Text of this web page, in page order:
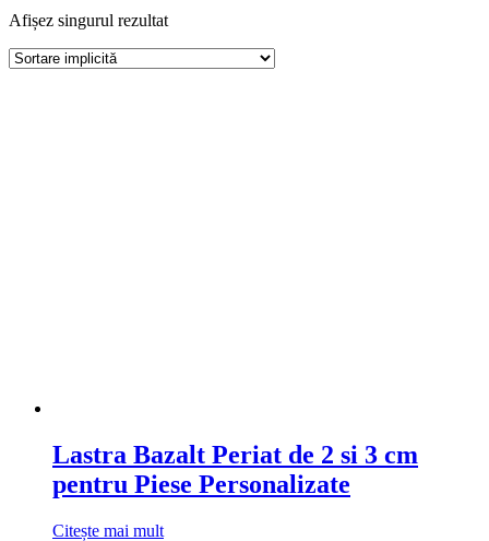
Afișez singurul rezultat
Lastra Bazalt Periat de 2 si 3 cm
pentru Piese Personalizate
Citește mai mult